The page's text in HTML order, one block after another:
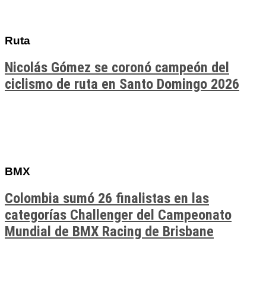
Ruta
Nicolás Gómez se coronó campeón del
ciclismo de ruta en Santo Domingo 2026
BMX
Colombia sumó 26 finalistas en las
categorías Challenger del Campeonato
Mundial de BMX Racing de Brisbane